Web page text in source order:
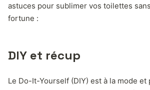
astuces pour sublimer vos toilettes
fortune :
DIY et récup
Le Do-It-Yourself (DIY) est à la mode